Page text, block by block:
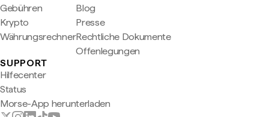
Gebühren
Krypto
Währungsrechner
Blog
Presse
Rechtliche Dokumente
Offenlegungen
SUPPORT
Hilfecenter
Status
Morse-App herunterladen